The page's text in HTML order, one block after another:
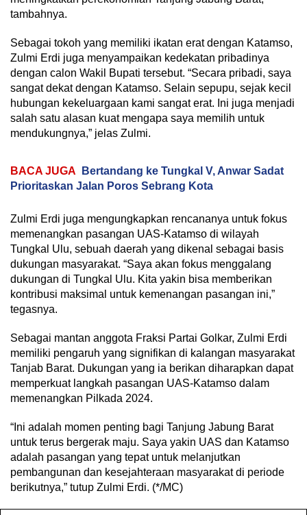
tambahnya.
Sebagai tokoh yang memiliki ikatan erat dengan Katamso,
Zulmi Erdi juga menyampaikan kedekatan pribadinya
dengan calon Wakil Bupati tersebut. “Secara pribadi, saya
sangat dekat dengan Katamso. Selain sepupu, sejak kecil
hubungan kekeluargaan kami sangat erat. Ini juga menjadi
salah satu alasan kuat mengapa saya memilih untuk
mendukungnya,” jelas Zulmi.
BACA JUGA
Bertandang ke Tungkal V, Anwar Sadat
Prioritaskan Jalan Poros Sebrang Kota
Zulmi Erdi juga mengungkapkan rencananya untuk fokus
memenangkan pasangan UAS-Katamso di wilayah
Tungkal Ulu, sebuah daerah yang dikenal sebagai basis
dukungan masyarakat. “Saya akan fokus menggalang
dukungan di Tungkal Ulu. Kita yakin bisa memberikan
kontribusi maksimal untuk kemenangan pasangan ini,”
tegasnya.
Sebagai mantan anggota Fraksi Partai Golkar, Zulmi Erdi
memiliki pengaruh yang signifikan di kalangan masyarakat
Tanjab Barat. Dukungan yang ia berikan diharapkan dapat
memperkuat langkah pasangan UAS-Katamso dalam
memenangkan Pilkada 2024.
“Ini adalah momen penting bagi Tanjung Jabung Barat
untuk terus bergerak maju. Saya yakin UAS dan Katamso
adalah pasangan yang tepat untuk melanjutkan
pembangunan dan kesejahteraan masyarakat di periode
berikutnya,” tutup Zulmi Erdi. (*/MC)